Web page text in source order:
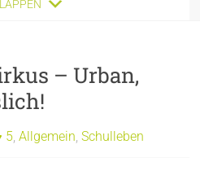
– Urban,
5,Allgemein,Schulleben